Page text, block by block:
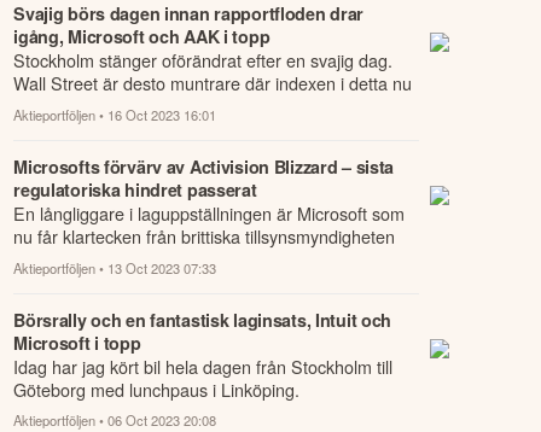
Svajig börs dagen innan rapportfloden drar
igång, Microsoft och AAK i topp
Stockholm stänger oförändrat efter en svajig dag.
Wall Street är desto muntrare där indexen i detta nu
stiger med mer än procent.
Aktieportföljen • 16 Oct 2023 16:01
Microsofts förvärv av Activision Blizzard – sista
regulatoriska hindret passerat
En långliggare i laguppställningen är Microsoft som
nu får klartecken från brittiska tillsynsmyndigheten
CMA att genomföra förvärvet av Acti...
Aktieportföljen • 13 Oct 2023 07:33
Börsrally och en fantastisk laginsats, Intuit och
Microsoft i topp
Idag har jag kört bil hela dagen från Stockholm till
Göteborg med lunchpaus i Linköping.
Aktieportföljen • 06 Oct 2023 20:08